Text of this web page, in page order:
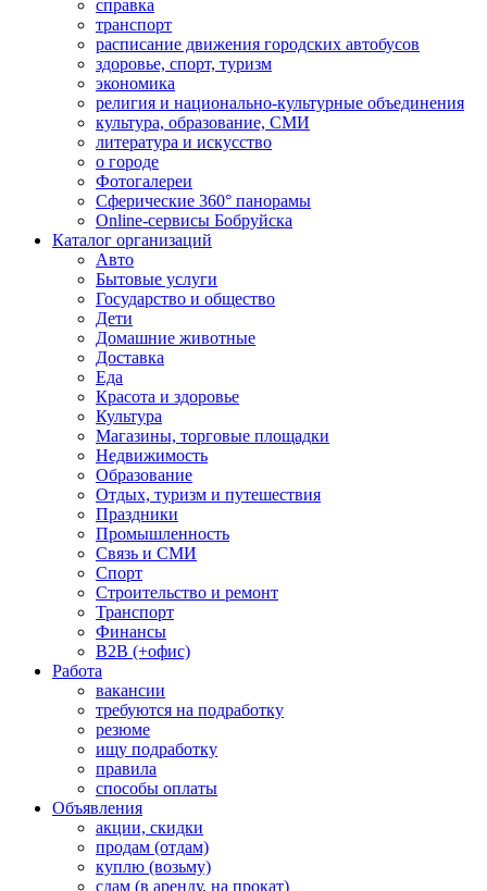
справка
транспорт
расписание движения городских автобусов
здоровье, спорт, туризм
экономика
религия и национально-культурные объединения
культура, образование, СМИ
литература и искусство
о городе
Фотогалереи
Сферические 360° панорамы
Online-сервисы Бобруйска
Каталог организаций
Авто
Бытовые услуги
Государство и общество
Дети
Домашние животные
Доставка
Еда
Красота и здоровье
Культура
Магазины, торговые площадки
Недвижимость
Образование
Отдых, туризм и путешествия
Праздники
Промышленность
Связь и СМИ
Спорт
Строительство и ремонт
Транспорт
Финансы
B2B (+офис)
Работа
вакансии
требуются на подработку
резюме
ищу подработку
правила
способы оплаты
Объявления
акции, скидки
продам (отдам)
куплю (возьму)
сдам (в аренду, на прокат)